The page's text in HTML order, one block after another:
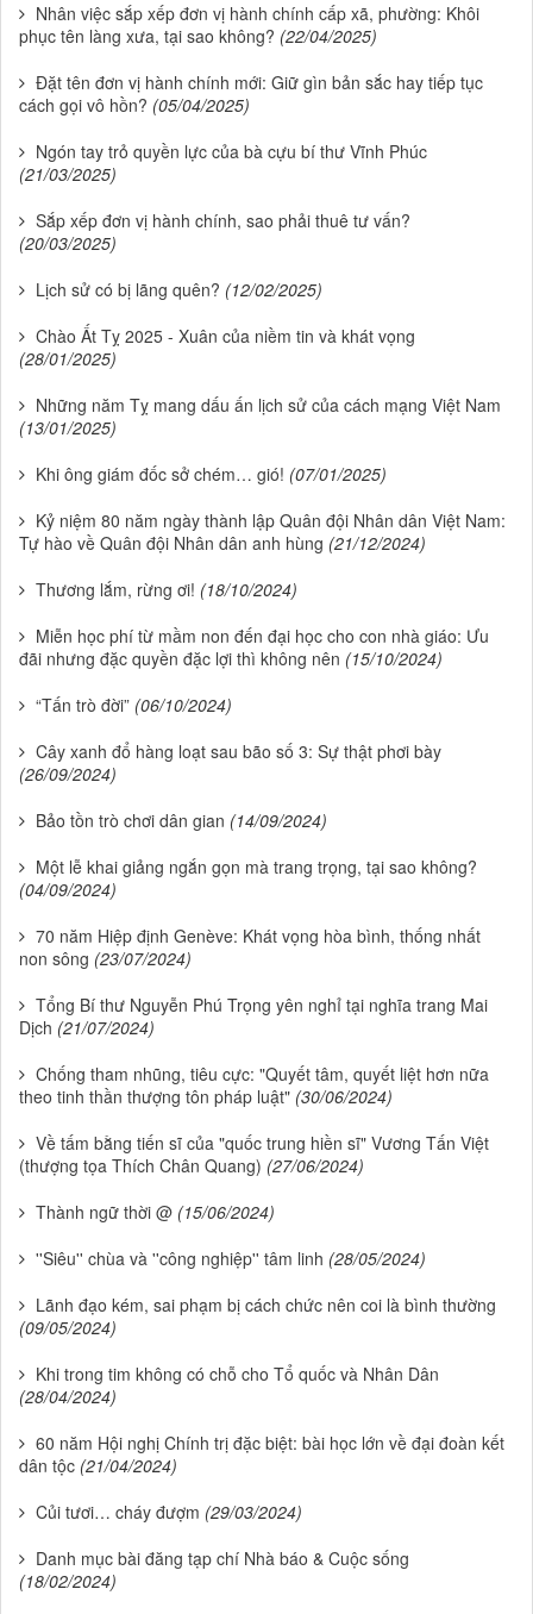
Nhân việc sắp xếp đơn vị hành chính cấp xã, phường: Khôi
phục tên làng xưa, tại sao không? (22/04/2025)
Đặt tên đơn vị hành chính mới: Giữ gìn bản sắc hay tiếp tục
cách gọi vô hồn? (05/04/2025)
Ngón tay trỏ quyền lực của bà cựu bí thư Vĩnh Phúc
(21/03/2025)
Sắp xếp đơn vị hành chính, sao phải thuê tư vấn?
(20/03/2025)
Lịch sử có bị lãng quên? (12/02/2025)
Chào Ất Tỵ 2025 - Xuân của niềm tin và khát vọng
(28/01/2025)
Những năm Tỵ mang dấu ấn lịch sử của cách mạng Việt Nam
(13/01/2025)
Khi ông giám đốc sở chém… gió! (07/01/2025)
Kỷ niệm 80 năm ngày thành lập Quân đội Nhân dân Việt Nam:
Tự hào về Quân đội Nhân dân anh hùng (21/12/2024)
Thương lắm, rừng ơi! (18/10/2024)
Miễn học phí từ mầm non đến đại học cho con nhà giáo: Ưu
đãi nhưng đặc quyền đặc lợi thì không nên (15/10/2024)
“Tấn trò đời” (06/10/2024)
Cây xanh đổ hàng loạt sau bão số 3: Sự thật phơi bày
(26/09/2024)
Bảo tồn trò chơi dân gian (14/09/2024)
Một lễ khai giảng ngắn gọn mà trang trọng, tại sao không?
(04/09/2024)
70 năm Hiệp định Genève: Khát vọng hòa bình, thống nhất
non sông (23/07/2024)
Tổng Bí thư Nguyễn Phú Trọng yên nghỉ tại nghĩa trang Mai
Dịch (21/07/2024)
Chống tham nhũng, tiêu cực: "Quyết tâm, quyết liệt hơn nữa
theo tinh thần thượng tôn pháp luật" (30/06/2024)
Về tấm bằng tiến sĩ của "quốc trung hiền sĩ" Vương Tấn Việt
(thượng tọa Thích Chân Quang) (27/06/2024)
Thành ngữ thời @ (15/06/2024)
''Siêu'' chùa và ''công nghiệp'' tâm linh (28/05/2024)
Lãnh đạo kém, sai phạm bị cách chức nên coi là bình thường
(09/05/2024)
Khi trong tim không có chỗ cho Tổ quốc và Nhân Dân
(28/04/2024)
60 năm Hội nghị Chính trị đặc biệt: bài học lớn về đại đoàn kết
dân tộc (21/04/2024)
Củi tươi… cháy đượm (29/03/2024)
Danh mục bài đăng tạp chí Nhà báo & Cuộc sống
(18/02/2024)